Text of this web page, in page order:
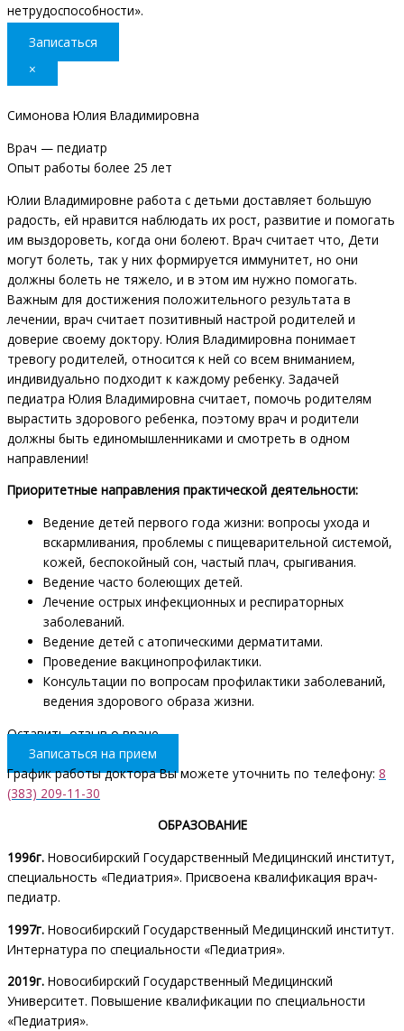
нетрудоспособности».
Записаться
×
Симонова Юлия Владимировна
Врач — педиатр
Опыт работы более 25 лет
Юлии Владимировне работа с детьми доставляет большую
радость, ей нравится наблюдать их рост, развитие и помогать
им выздороветь, когда они болеют. Врач считает что, Дети
могут болеть, так у них формируется иммунитет, но они
должны болеть не тяжело, и в этом им нужно помогать.
Важным для достижения положительного результата в
лечении, врач считает позитивный настрой родителей и
доверие своему доктору. Юлия Владимировна понимает
тревогу родителей, относится к ней со всем вниманием,
индивидуально подходит к каждому ребенку. Задачей
педиатра Юлия Владимировна считает, помочь родителям
вырастить здорового ребенка, поэтому врач и родители
должны быть единомышленниками и смотреть в одном
направлении!
Приоритетные направления практической деятельности:
Ведение детей первого года жизни: вопросы ухода и
вскармливания, проблемы с пищеварительной системой,
кожей, беспокойный сон, частый плач, срыгивания.
Ведение часто болеющих детей.
Лечение острых инфекционных и респираторных
заболеваний.
Ведение детей с атопическими дерматитами.
Проведение вакцинопрофилактики.
Консультации по вопросам профилактики заболеваний,
ведения здорового образа жизни.
Оставить отзыв о враче
Записаться на прием
График работы доктора Вы можете уточнить по телефону: 8
(383) 209-11-30
ОБРАЗОВАНИЕ
1996г. Новосибирский Государственный Медицинский институт,
специальность «Педиатрия». Присвоена квалификация врач-
педиатр.
1997г. Новосибирский Государственный Медицинский институт.
Интернатура по специальности «Педиатрия».
2019г. Новосибирский Государственный Медицинский
Университет. Повышение квалификации по специальности
«Педиатрия».